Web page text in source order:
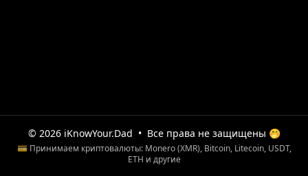
© 2026 iKnowYour.Dad • Все права не защищены 🤭
💳 Принимаем криптовалюты: Monero (XMR), Bitcoin, Litecoin, USDT,
ETH и другие